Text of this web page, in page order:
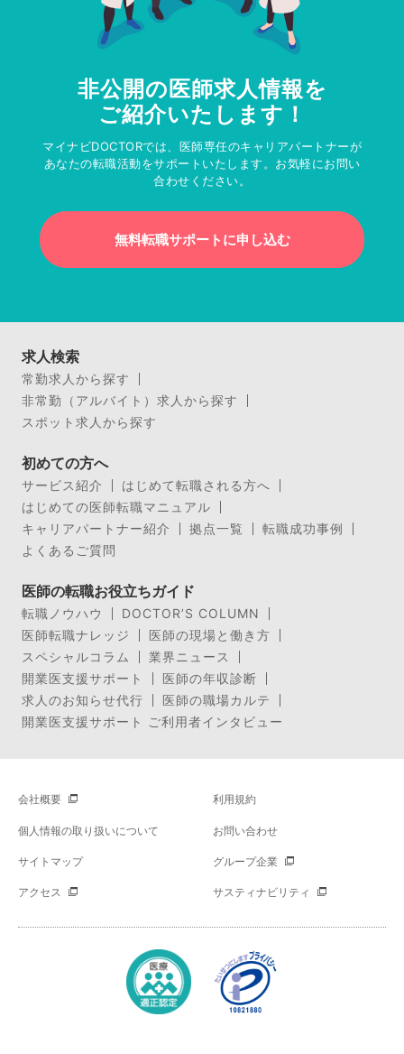
非公開の医師求人情報を
ご紹介いたします！
マイナビDOCTORでは、医師専任のキャリアパートナーが
あなたの転職活動をサポートいたします。お気軽にお問い
合わせください。
無料転職サポートに申し込む
求人検索
常勤求人から探す
非常勤（アルバイト）求人から探す
スポット求人から探す
初めての方へ
サービス紹介
はじめて転職される方へ
はじめての医師転職マニュアル
キャリアパートナー紹介
拠点一覧
転職成功事例
よくあるご質問
医師の転職お役立ちガイド
転職ノウハウ
DOCTOR’S COLUMN
医師転職ナレッジ
医師の現場と働き方
スペシャルコラム
業界ニュース
開業医支援サポート
医師の年収診断
求人のお知らせ代行
医師の職場カルテ
開業医支援サポート ご利用者インタビュー
会社概要 利用規約
個人情報の取り扱いについて お問い合わせ
サイトマップ グループ企業
アクセス サスティナビリティ